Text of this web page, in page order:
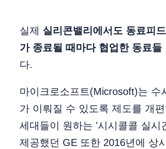
실제 실리콘밸리에서도 동료피
가 종료될 때마다 협업한 동료
다.
마이크로소프트(Microsoft)는 수
가 이뤄질 수 있도록 제도를 개
세대들이 원하는 '시시콜콜 실
제공했던 GE 또한 2016년에 상